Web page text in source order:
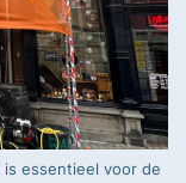
essentieel voor de